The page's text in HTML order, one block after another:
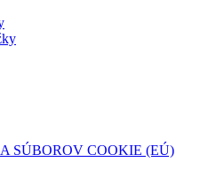
SÚBOROV COOKIE (EÚ)